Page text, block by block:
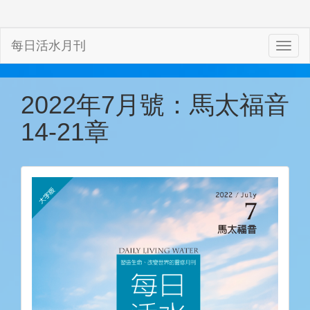
每日活水月刊
2022年7月號：馬太福音
14-21章